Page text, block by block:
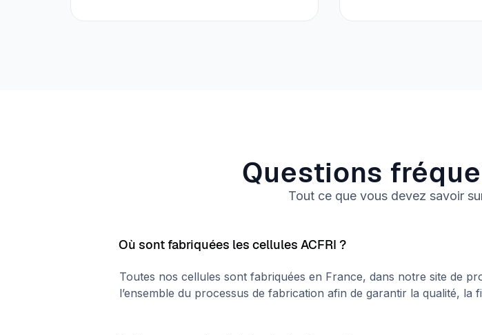
Questions
Tout ce que vous devez savoir
Où sont fabriquées les cellules ACFRI ?
Toutes nos cellules sont fabriquées en France, dans notre site de
l’ensemble du processus de fabrication afin de garantir la qualité, la